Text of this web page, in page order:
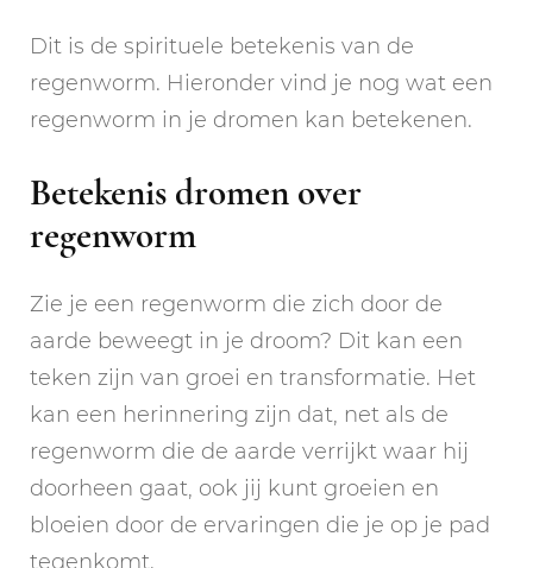
Dit is de spirituele betekenis van de
regenworm. Hieronder vind je nog wat een
regenworm in je dromen kan betekenen.
Betekenis dromen over
regenworm
Zie je een regenworm die zich door de
aarde beweegt in je droom? Dit kan een
teken zijn van groei en transformatie. Het
kan een herinnering zijn dat, net als de
regenworm die de aarde verrijkt waar hij
doorheen gaat, ook jij kunt groeien en
bloeien door de ervaringen die je op je pad
tegenkomt.